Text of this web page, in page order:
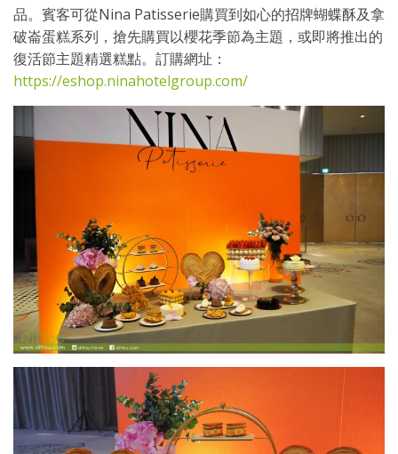
品。賓客可從Nina Patisserie購買到如心的招牌蝴蝶酥及拿
破崙蛋糕系列，搶先購買以櫻花季節為主題，或即將推出的
復活節主題精選糕點。訂購網址：
https://eshop.ninahotelgroup.com/